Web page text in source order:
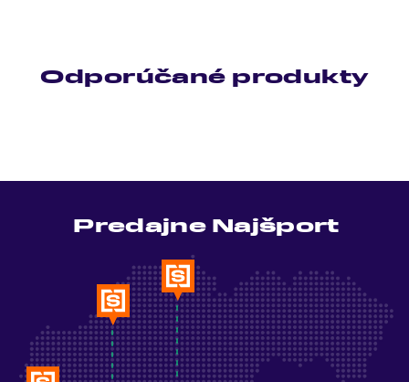
Odporúčané produkty
Predajne Najšport